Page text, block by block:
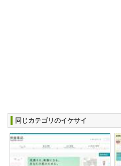
同じカテゴリのイケサイ